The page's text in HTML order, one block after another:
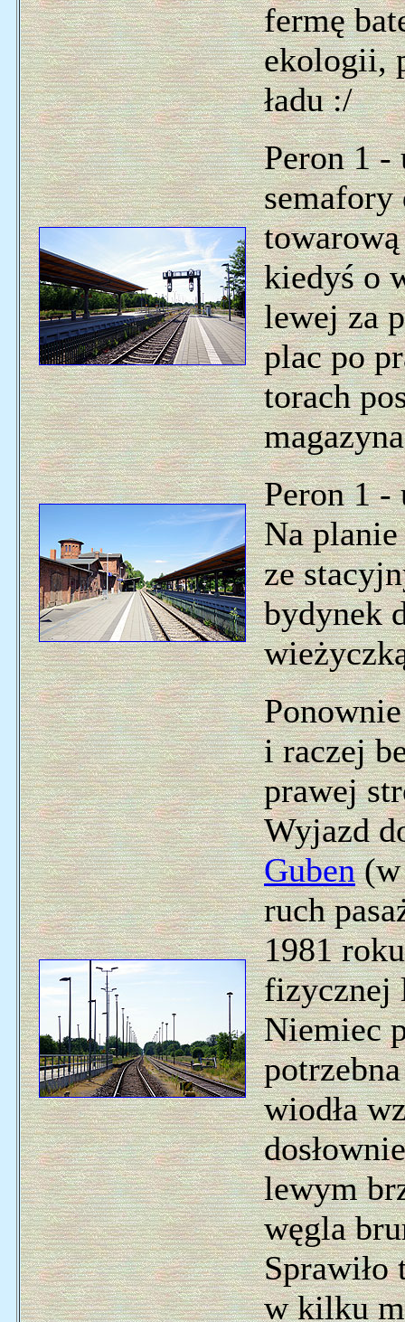
fermę
ekologii,
ładu :/
Peron 1
semafory
kiedyś o
lewej za
plac po
torach
Peron 1 -
Na
ze
bydynek
i raczej
prawej
Wyjazd
Guben(w
ruch
1981
fizycznej
Niemiec
wiodła
lewym
węgla
Sprawiło
w kilku